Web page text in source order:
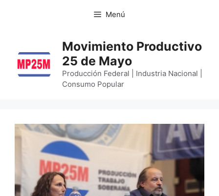
Menú
Movimiento Productivo
25 de Mayo
Producción Federal | Industria Nacional |
Consumo Popular